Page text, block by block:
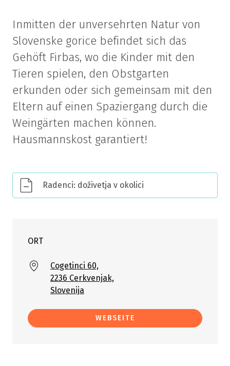
Inmitten der unversehrten Natur von
Slovenske gorice befindet sich das
Gehöft Firbas, wo die Kinder mit den
Tieren spielen, den Obstgarten
erkunden oder sich gemeinsam mit den
Eltern auf einen Spaziergang durch die
Weingärten machen können.
Hausmannskost garantiert!
Radenci: doživetja v okolici
ORT
Cogetinci 60,
2236 Cerkvenjak,
Slovenija
WEBSEITE